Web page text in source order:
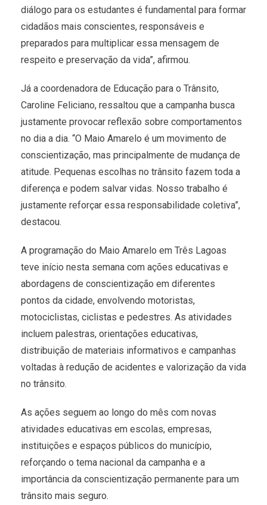
diálogo para os estudantes é fundamental para formar
cidadãos mais conscientes, responsáveis e
preparados para multiplicar essa mensagem de
respeito e preservação da vida”, afirmou.
Já a coordenadora de Educação para o Trânsito,
Caroline Feliciano, ressaltou que a campanha busca
justamente provocar reflexão sobre comportamentos
no dia a dia. “O Maio Amarelo é um movimento de
conscientização, mas principalmente de mudança de
atitude. Pequenas escolhas no trânsito fazem toda a
diferença e podem salvar vidas. Nosso trabalho é
justamente reforçar essa responsabilidade coletiva”,
destacou.
A programação do Maio Amarelo em Três Lagoas
teve início nesta semana com ações educativas e
abordagens de conscientização em diferentes
pontos da cidade, envolvendo motoristas,
motociclistas, ciclistas e pedestres. As atividades
incluem palestras, orientações educativas,
distribuição de materiais informativos e campanhas
voltadas à redução de acidentes e valorização da vida
no trânsito.
As ações seguem ao longo do mês com novas
atividades educativas em escolas, empresas,
instituições e espaços públicos do município,
reforçando o tema nacional da campanha e a
importância da conscientização permanente para um
trânsito mais seguro.